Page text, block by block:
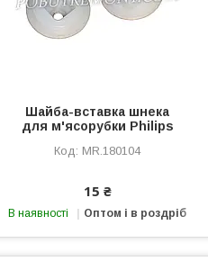
Шайба-вставка шнека
для м'ясорубки Philips
MR.180104
15 ₴
В наявності Оптом і в роздріб